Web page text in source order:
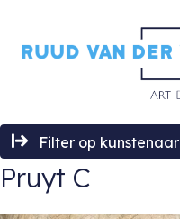
Filter op kunstenaar
Pruyt C